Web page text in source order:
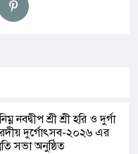
নবদ্বীপ শ্রী শ্রী হরি ও দুর্গা
দুর্গোৎসব-২০২৬ এর
সভা অনুষ্ঠিত